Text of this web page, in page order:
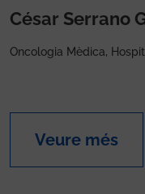
César Serrano
Oncologia Mèdica,
Veure més